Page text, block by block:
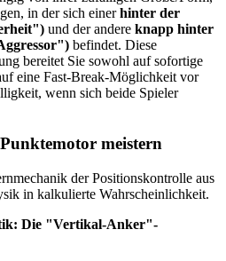
in der sich einerhinter der
und der andere knapp hinter
befindet. Diese
bereitet Sie sowohl auf sofortige
eine Fast-Break-Möglichkeit vor
wenn sich beide Spieler
meistern
der Positionskontrolle aus
in kalkulierte Wahrscheinlichkeit.
Die "Vertikal-Anker"-